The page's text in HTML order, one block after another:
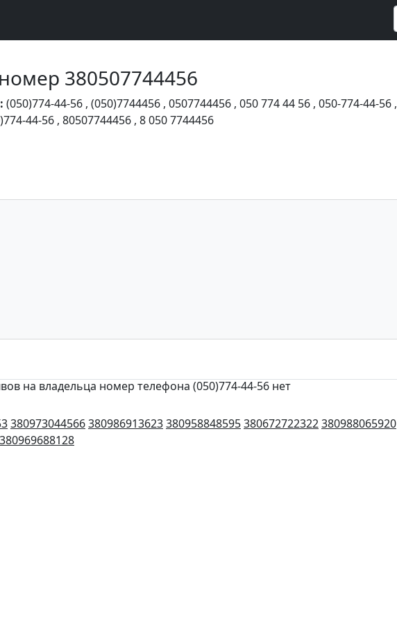
380507744456
(050)774-44-56 , (050)7744456 , 0507744456 , 050 774 44 56 , 050-774-44-56 ,
44-56 , 80507744456 , 8 050 7744456
на владельца номер телефона (050)774-44-56 нет
380973044566380986913623380958848595380672722322380988065920
380969688128